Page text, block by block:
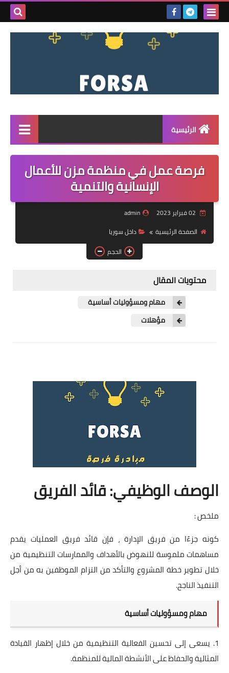
بحث
الرئيسية
القائمة
مناقصات
فرص عمل داخل سوريا
فرص عمل في العراق
فرص عمل في اليمن
دورات تدريبية
فرصة عمل في منظمة مزن للأعمال
الإنسانية والتنمية
admin
الصفحة الرئيسية
داخل سوريا
الحجم
محتويات المقال
مهام ومسؤوليات أساسية
مؤهلات
الوصف الوظيفي: قائد الفريق
ملخص :
كونه جزءًا من فريق الإدارة ، فإن قائد فريق العمليات يقدم
مساهمات ملموسة للنهوض بالأهداف والممارسات التنظيمية من
خلال تطوير خطة المشروع والتأكد من التزام الموظفين به من أجل
التنفيذ الناجح.
مهام ومسؤوليات أساسية
1. يسعى إلى تحسين الفعالية التنظيمية من خلال إظهار القيادة
المثالية والحفاظ على الأنشطة المالية للمنظمة.